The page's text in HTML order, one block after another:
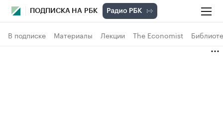
ПОДПИСКА НА РБК
В подписке Материалы Лекции The Economist